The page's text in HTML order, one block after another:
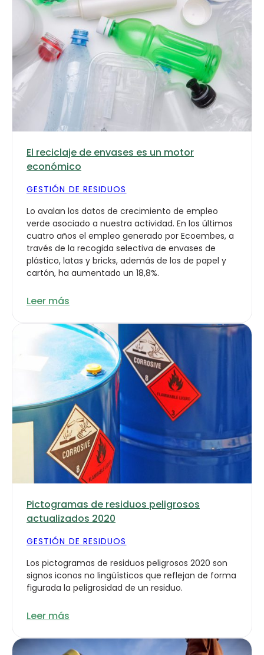
El reciclaje de envases es un motor
económico
GESTIÓN DE RESIDUOS
Lo avalan los datos de crecimiento de empleo
verde asociado a nuestra actividad. En los últimos
cuatro años el empleo generado por Ecoembes, a
través de la recogida selectiva de envases de
plástico, latas y bricks, además de los de papel y
cartón, ha aumentado un 18,8%.
Leer más
Pictogramas de residuos peligrosos
actualizados 2020
GESTIÓN DE RESIDUOS
Los pictogramas de residuos peligrosos 2020 son
signos iconos no lingüísticos que reflejan de forma
figurada la peligrosidad de un residuo.
Leer más